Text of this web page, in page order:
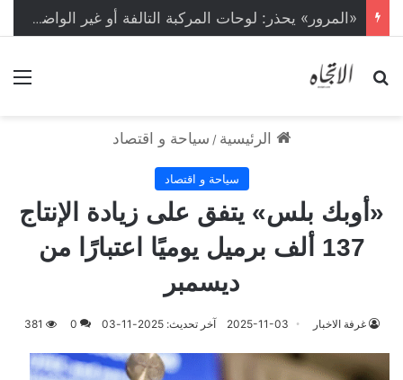
«المرور» يحذر: لوحات المركبة التالفة أو غير الواضحة مخالفة بغرامة تبلغ 2000 ريال
بحث عن
الرئيسية / سياحة و اقتصاد
سياحة و اقتصاد
«أوبك بلس» يتفق على زيادة الإنتاج
137 ألف برميل يوميًا اعتبارًا من
ديسمبر
غرفة الاخبار 2025-11-03 آخر تحديث: 2025-11-03 0
381